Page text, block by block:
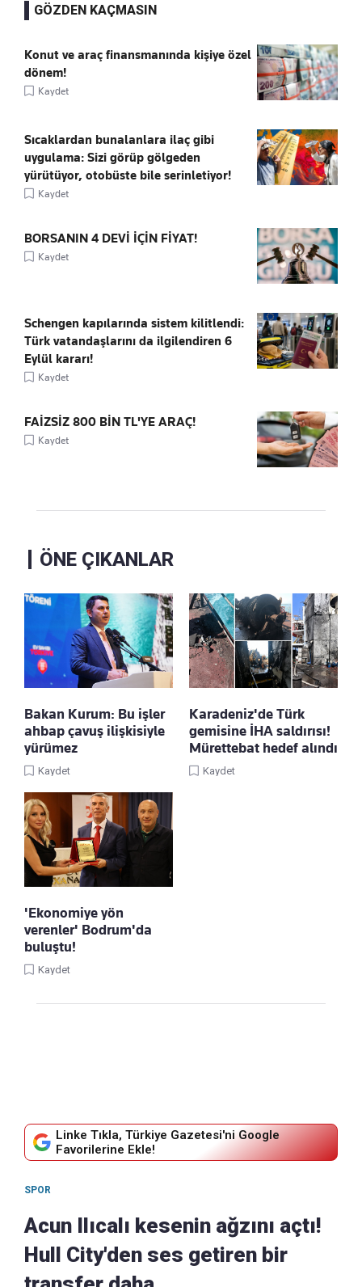
GÖZDEN KAÇMASIN
Konut ve araç finansmanında kişiye özel
dönem!
Kaydet
Sıcaklardan bunalanlara ilaç gibi
uygulama: Sizi görüp gölgeden
yürütüyor, otobüste bile serinletiyor!
Kaydet
BORSANIN 4 DEVİ İÇİN FİYAT!
Kaydet
Schengen kapılarında sistem kilitlendi:
Türk vatandaşlarını da ilgilendiren 6
Eylül kararı!
Kaydet
FAİZSİZ 800 BİN TL'YE ARAÇ!
Kaydet
ÖNE ÇIKANLAR
Bakan Kurum: Bu işler
ahbap çavuş ilişkisiyle
yürümez
Kaydet
Karadeniz'de Türk
gemisine İHA saldırısı!
Mürettebat hedef alındı
Kaydet
'Ekonomiye yön
verenler' Bodrum'da
buluştu!
Kaydet
Linke Tıkla, Türkiye Gazetesi'ni Google
Favorilerine Ekle!
SPOR
Acun Ilıcalı kesenin ağzını açtı!
Hull City'den ses getiren bir